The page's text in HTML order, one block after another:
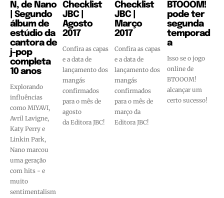
N, de Nano
| Segundo
álbum de
estúdio da
cantora de
j-pop
completa
10 anos
Explorando
influências
como MIYAVI,
Avril Lavigne,
Katy Perry e
Linkin Park,
Nano marcou
uma geração
com hits - e
muito
sentimentalism
Checklist
JBC |
Agosto
2017
Confira as capas
e a data de
lançamento dos
mangás
confirmados
para o mês de
agosto
da Editora JBC!
Checklist
JBC |
Março
2017
Confira as capas
e a data de
lançamento dos
mangás
confirmados
para o mês de
março da
Editora JBC!
BTOOOM!
pode ter
segunda
temporad
a
Isso se o jogo
online de
BTOOOM!
alcançar um
certo sucesso!